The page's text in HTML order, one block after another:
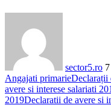
sector5.ro
Angajati primarieDeclarații
avere si interese salariati
2019Declaratii de avere si